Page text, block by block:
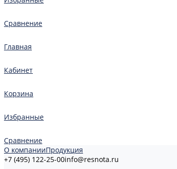
Сравнение
Главная
Кабинет
Корзина
Избранные
Сравнение
О компанииПродукция
+7 (495) 122-25-00info@resnota.ru